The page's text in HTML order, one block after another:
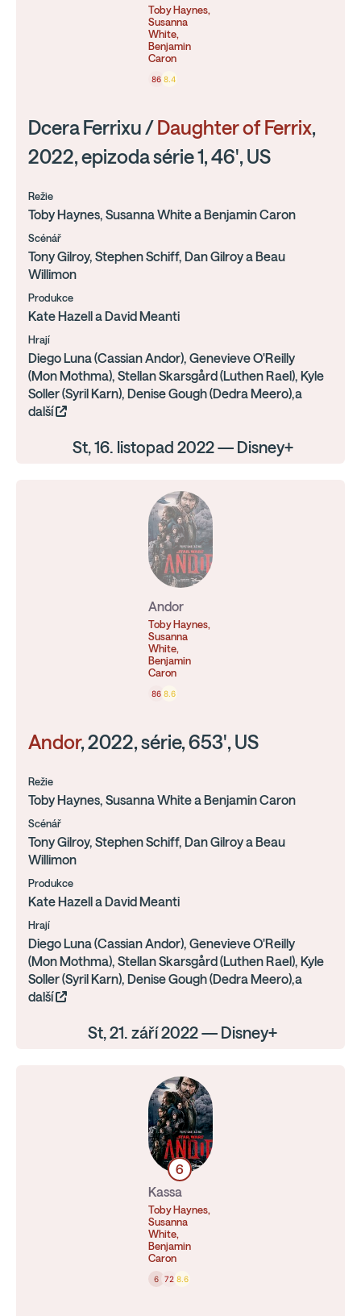
Toby Haynes,
Susanna
White,
Benjamin
Caron
86 8.4
Dcera Ferrixu / Daughter of Ferrix,
2022, epizoda série 1, 46', US
Režie
Toby Haynes, Susanna White a Benjamin Caron
Scénář
Tony Gilroy, Stephen Schiff, Dan Gilroy a Beau
Willimon
Produkce
Kate Hazell a David Meanti
Hrají
Diego Luna (Cassian Andor), Genevieve O'Reilly
(Mon Mothma), Stellan Skarsgård (Luthen Rael), Kyle
Soller (Syril Karn), Denise Gough (Dedra Meero),a
další
St, 16. listopad 2022 — Disney+
Andor
Toby Haynes,
Susanna
White,
Benjamin
Caron
86 8.6
Andor, 2022, série, 653', US
Režie
Toby Haynes, Susanna White a Benjamin Caron
Scénář
Tony Gilroy, Stephen Schiff, Dan Gilroy a Beau
Willimon
Produkce
Kate Hazell a David Meanti
Hrají
Diego Luna (Cassian Andor), Genevieve O'Reilly
(Mon Mothma), Stellan Skarsgård (Luthen Rael), Kyle
Soller (Syril Karn), Denise Gough (Dedra Meero),a
další
St, 21. září 2022 — Disney+
6
Kassa
Toby Haynes,
Susanna
White,
Benjamin
Caron
6 72 8.6